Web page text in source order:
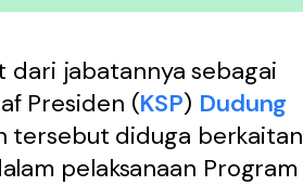
dari jabatannya sebagai
Presiden (KSP) Dudung
tersebut diduga berkaitan
pelaksanaan Program